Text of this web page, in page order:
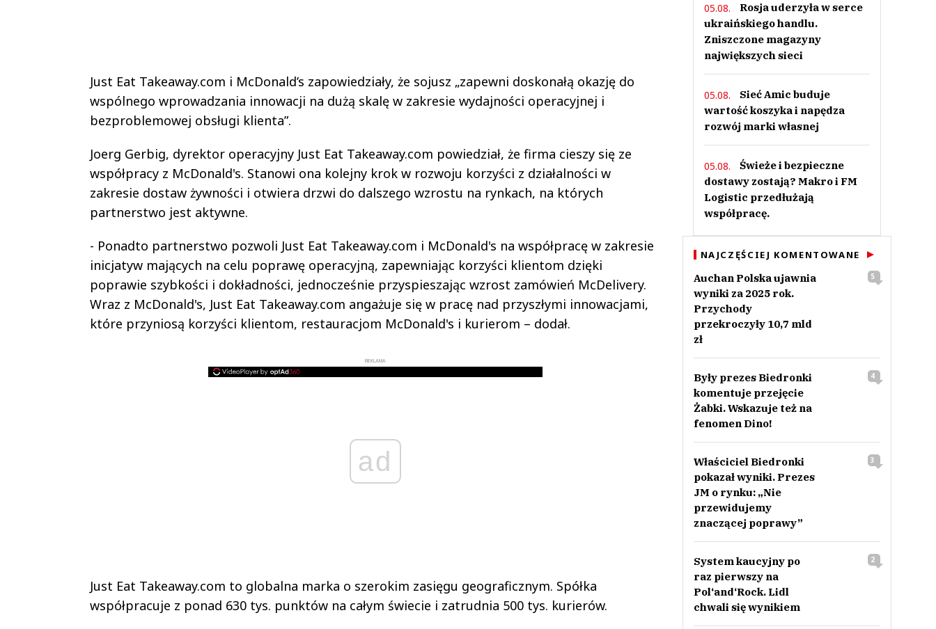
Just Eat Takeaway.com i McDonald’s zapowiedziały, że sojusz „zapewni doskonałą okazję do
wspólnego wprowadzania innowacji na dużą skalę w zakresie wydajności operacyjnej i
bezproblemowej obsługi klienta”.
Joerg Gerbig, dyrektor operacyjny Just Eat Takeaway.com powiedział, że firma cieszy się ze
współpracy z McDonald's. Stanowi ona kolejny krok w rozwoju korzyści z działalności w
zakresie dostaw żywności i otwiera drzwi do dalszego wzrostu na rynkach, na których
partnerstwo jest aktywne.
- Ponadto partnerstwo pozwoli Just Eat Takeaway.com i McDonald's na współpracę w zakresie
inicjatyw mających na celu poprawę operacyjną, zapewniając korzyści klientom dzięki
poprawie szybkości i dokładności, jednocześnie przyspieszając wzrost zamówień McDelivery.
Wraz z McDonald's, Just Eat Takeaway.com angażuje się w pracę nad przyszłymi innowacjami,
które przyniosą korzyści klientom, restauracjom McDonald's i kurierom – dodał.
REKLAMA
ad
Just Eat Takeaway.com to globalna marka o szerokim zasięgu geograficznym. Spółka
współpracuje z ponad 630 tys. punktów na całym świecie i zatrudnia 500 tys. kurierów.
05.08.
Rosja uderzyła w serce
ukraińskiego handlu.
Zniszczone magazyny
największych sieci
05.08.
Sieć Amic buduje
wartość koszyka i napędza
rozwój marki własnej
05.08.
Świeże i bezpieczne
dostawy zostają? Makro i FM
Logistic przedłużają
współpracę.
NAJCZĘŚCIEJ KOMENTOWANE
Auchan Polska ujawnia
wyniki za 2025 rok.
Przychody
przekroczyły 10,7 mld
zł
5
Były prezes Biedronki
komentuje przejęcie
Żabki. Wskazuje też na
fenomen Dino!
4
Właściciel Biedronki
pokazał wyniki. Prezes
JM o rynku: „Nie
przewidujemy
znaczącej poprawy”
3
System kaucyjny po
raz pierwszy na
Pol‘and‘Rock. Lidl
chwali się wynikiem
2